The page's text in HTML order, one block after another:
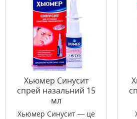
Хьюмер Синусит
спрей назальний 15
мл
Хьюмер Синусит — це